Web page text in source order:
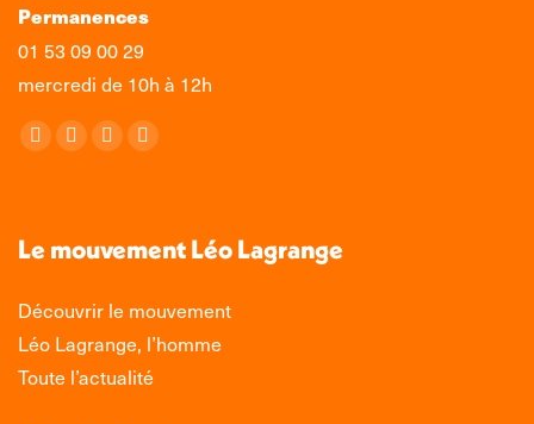
Permanences
01 53 09 00 29
mercredi de 10h à 12h
Retrouvez-nous sur :
La
s'ouvre
une
nouvelle
fenêtre
La
s'ouvre
une
fenêtre
La
s'ouvre
une
nouvelle
fenêtre
La
s'ouvre
une
nouvelle
fenêtre
Le mouvement Léo Lagrange
Découvrir le mouvement
Léo Lagrange, l’homme
Toute l’actualité